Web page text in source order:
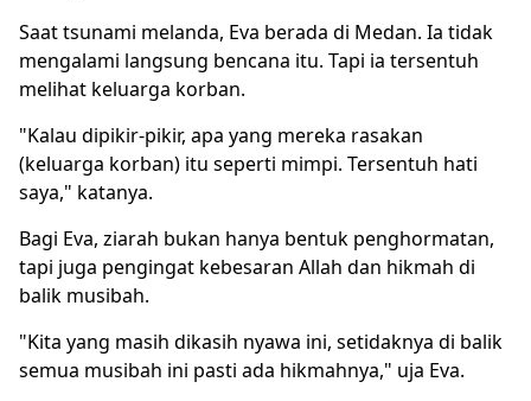
Saat tsunami melanda, Eva berada di Medan. Ia tidak
mengalami langsung bencana itu. Tapi ia tersentuh
melihat keluarga korban.
"Kalau dipikir-pikir, apa yang mereka rasakan
(keluarga korban) itu seperti mimpi. Tersentuh hati
saya," katanya.
Bagi Eva, ziarah bukan hanya bentuk penghormatan,
tapi juga pengingat kebesaran Allah dan hikmah di
balik musibah.
"Kita yang masih dikasih nyawa ini, setidaknya di balik
semua musibah ini pasti ada hikmahnya," uja Eva.